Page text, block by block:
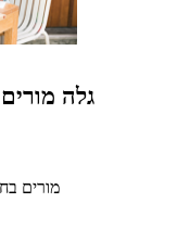
גלה
מורים